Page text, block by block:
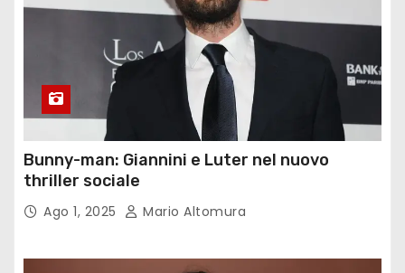
Bunny-man: Giannini e Luter nel nuovo
thriller sociale
Ago 1, 2025 Mario Altomura